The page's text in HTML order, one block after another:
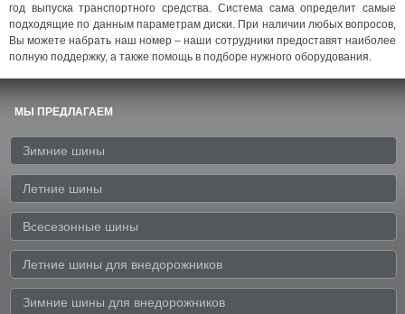
год выпуска транспортного средства. Система сама определит самые
подходящие по данным параметрам диски. При наличии любых вопросов,
Вы можете набрать наш номер – наши сотрудники предоставят наиболее
полную поддержку, а также помощь в подборе нужного оборудования.
МЫ ПРЕДЛАГАЕМ
Зимние шины
Летние шины
Всесезонные шины
Летние шины для внедорожников
Зимние шины для внедорожников